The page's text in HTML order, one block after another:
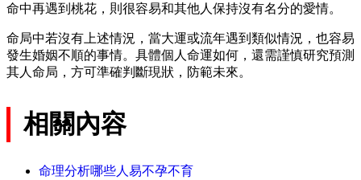
命中再遇到桃花，則很容易和其他人保持沒有名分的愛情。
命局中若沒有上述情況，當大運或流年遇到類似情況，也容易
發生婚姻不順的事情。具體個人命運如何，還需謹慎研究預測
其人命局，方可準確判斷現狀，防範未來。
相關內容
命理分析哪些人易不孕不育